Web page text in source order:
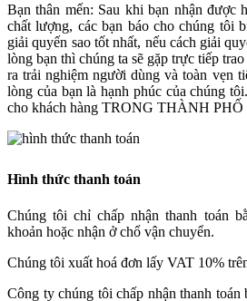
Bạn thân mến: Sau khi bạn nhận được
chất lượng, các bạn báo cho chúng tôi
giải quyến sao tốt nhất, nếu cách giải
lòng bạn thì chúng ta sẽ gặp trực tiếp
ra trải nghiệm người dùng và toàn vẹn
lòng của bạn là hạnh phúc của chúng
cho khách hàng TRONG THÀNH
Hình thức thanh toán
Chúng tôi chỉ chấp nhận thanh toán
khoản hoặc nhận ở chổ vận chuyển.
Chúng tôi xuất hoá đơn lấy VAT 10%
Công ty chúng tôi chấp nhận thanh toán